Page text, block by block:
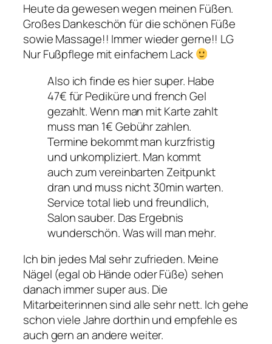
Heute da gewesen wegen meinen Füßen.
Großes Dankeschön für die schönen Füße
sowie Massage!! Immer wieder gerne!! LG
Nur Fußpflege mit einfachem Lack
Also ich finde es hier super. Habe
47€ für Pediküre und french Gel
gezahlt. Wenn man mit Karte zahlt
muss man 1€ Gebühr zahlen.
Termine bekommt man kurzfristig
und unkompliziert. Man kommt
auch zum vereinbarten Zeitpunkt
dran und muss nicht 30min warten.
Service total lieb und freundlich,
Salon sauber. Das Ergebnis
wunderschön. Was will man mehr.
Ich bin jedes Mal sehr zufrieden. Meine
Nägel (egal ob Hände oder Füße) sehen
danach immer super aus. Die
Mitarbeiterinnen sind alle sehr nett. Ich gehe
schon viele Jahre dorthin und empfehle es
auch gern an andere weiter.